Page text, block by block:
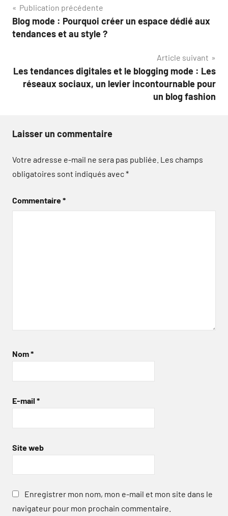
Navigation
de
Publication précédente
Blog mode : Pourquoi créer un espace dédié aux
tendances et au style ?
Article suivant
Les tendances digitales et le blogging mode : Les
réseaux sociaux, un levier incontournable pour
un blog fashion
Laisser un commentaire
Votre adresse e-mail ne sera pas publiée. Les champs
obligatoires sont indiqués avec*
Commentaire*
Nom*
E-mail *
Site web
Enregistrer mon nom, mon e-mail et mon site dans le
navigateur pour mon prochain commentaire.